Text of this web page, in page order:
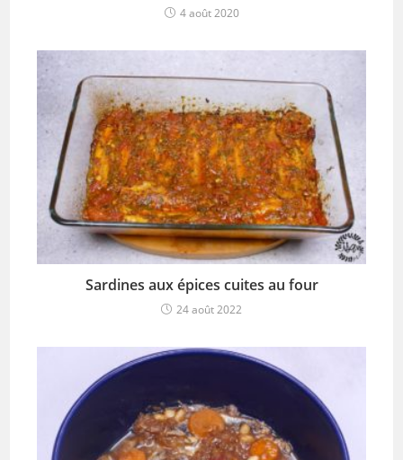
4 août 2020
Sardines aux épices cuites au four
24 août 2022